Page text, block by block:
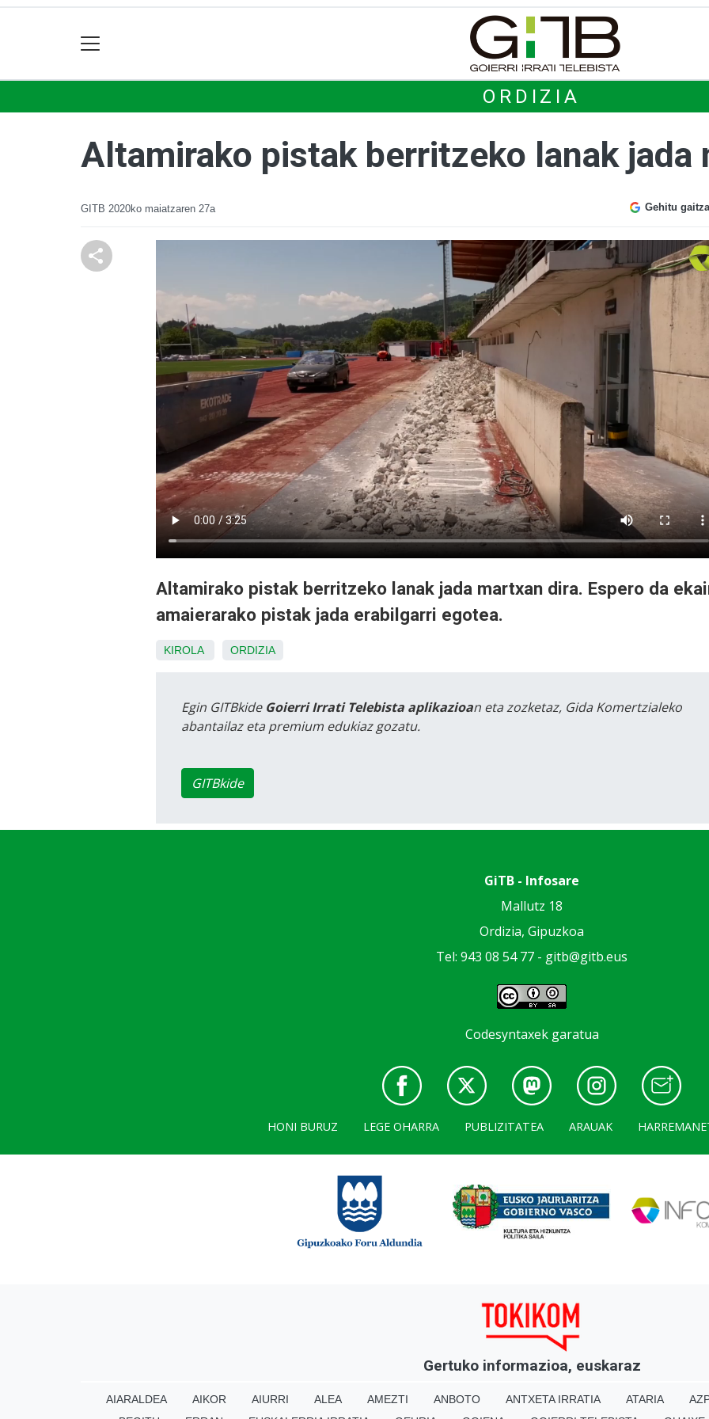
ORDIZIA
Altamirako pistak berritzeko lanak jada
GITB 2020ko maiatzaren 27a Gehitu
Altamirako pistak berritzeko lanak jada martxan dira. Espero da
amaierarako pistak jada erabilgarri egotea.
KIROLA ORDIZIA
Egin GITBkide Goierri Irrati Telebista aplikazioan eta zozketaz, Gida Komertzialeko
abantailaz eta premium edukiaz gozatu.
GITBkide
GiTB - Infosare
Mallutz 18
Ordizia, Gipuzkoa
Tel: 943 08 54 77 - gitb@gitb.eus
Codesyntaxek garatua
HONI BURUZ LEGE OHARRA PUBLIZITATEA ARAUAK
Gertuko informazioa, euskaraz
AIARALDEA AIKOR AIURRI ALEA AMEZTI ANBOTO ANTXETA IRRATIA ATARIA